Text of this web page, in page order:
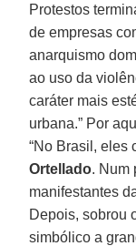
Protestos
de empresas
anarquismo
ao uso da
caráter mais
urbana.” Por
“No Brasil, eles
Ortellado. Num
manifestantes
Depois, sobrou
simbólico a